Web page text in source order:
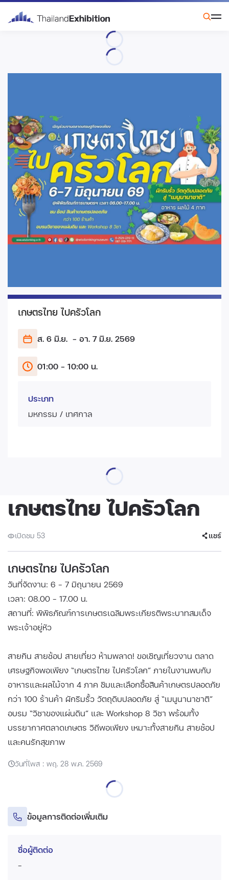
เกษตรไทย ไปครัวโลก
ส. 6 มิ.ย. - อา. 7 มิ.ย. 2569
01:00 - 10:00 น.
ประเภท
มหกรรม / เทศกาล
เกษตรไทย ไปครัวโลก
เปิดชม 53 แชร์
เกษตรไทย ไปครัวโลก
วันที่จัดงาน: 6 - 7 มิถุนายน 2569
เวลา: 08.00 - 17.00 น.
สถานที่: พิพิธภัณฑ์การเกษตรเฉลิมพระเกียรติพระบาทสมเด็จ
พระเจ้าอยู่หัว
สายกิน สายช้อป สายเที่ยว ห้ามพลาด! ขอเชิญเที่ยวงาน ตลาด
เศรษฐกิจพอเพียง “เกษตรไทย ไปครัวโลก” ภายในงานพบกับ
อาหารและผลไม้จาก 4 ภาค ชิมและเลือกซื้อสินค้าเกษตรปลอดภัย
กว่า 100 ร้านค้า ผักริมรั้ว วัตถุดิบปลอดภัย สู่ “เมนูนานาชาติ”
อบรม “วิชาของแผ่นดิน” และ Workshop 8 วิชา พร้อมทั้ง
บรรยากาศตลาดเกษตร วิถีพอเพียง เหมาะทั้งสายกิน สายช้อป
และคนรักสุขภาพ
วันที่โพส : พฤ. 28 พ.ค. 2569
ข้อมูลการติดต่อเพิ่มเติม
ชื่อผู้ติดต่อ
-